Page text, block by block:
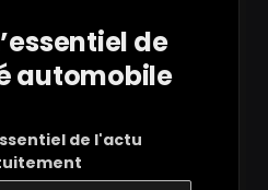
de
automobile
de l'actu